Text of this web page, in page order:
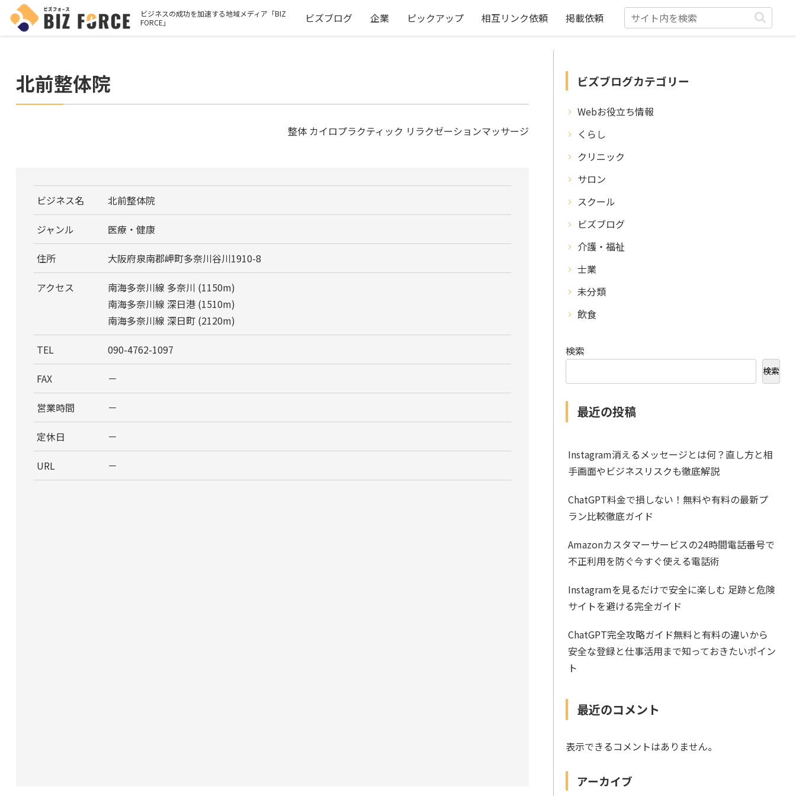
ビジネスの成功を加速する地域メディア「BIZ
FORCE」
ビズブログ 企業 ピックアップ 相互リンク依頼 掲載依頼
北前整体院
整体 カイロプラクティック リラクゼーションマッサージ
ビジネス名 北前整体院
ジャンル 医療・健康
住所 大阪府泉南郡岬町多奈川谷川1910-8
アクセス
南海多奈川線 多奈川 (1150m)
南海多奈川線 深日港 (1510m)
南海多奈川線 深日町 (2120m)
TEL 090-4762-1097
FAX －
営業時間 －
定休日 －
URL －
ビズブログカテゴリー
Webお役立ち情報
くらし
クリニック
サロン
スクール
ビズブログ
介護・福祉
士業
未分類
飲食
検索
検索
最近の投稿
Instagram消えるメッセージとは何？直し方と相
手画面やビジネスリスクも徹底解説
ChatGPT料金で損しない！無料や有料の最新プ
ラン比較徹底ガイド
Amazonカスタマーサービスの24時間電話番号で
不正利用を防ぐ今すぐ使える電話術
Instagramを見るだけで安全に楽しむ 足跡と危険
サイトを避ける完全ガイド
ChatGPT完全攻略ガイド無料と有料の違いから
安全な登録と仕事活用まで知っておきたいポイン
ト
最近のコメント
表示できるコメントはありません。
アーカイブ